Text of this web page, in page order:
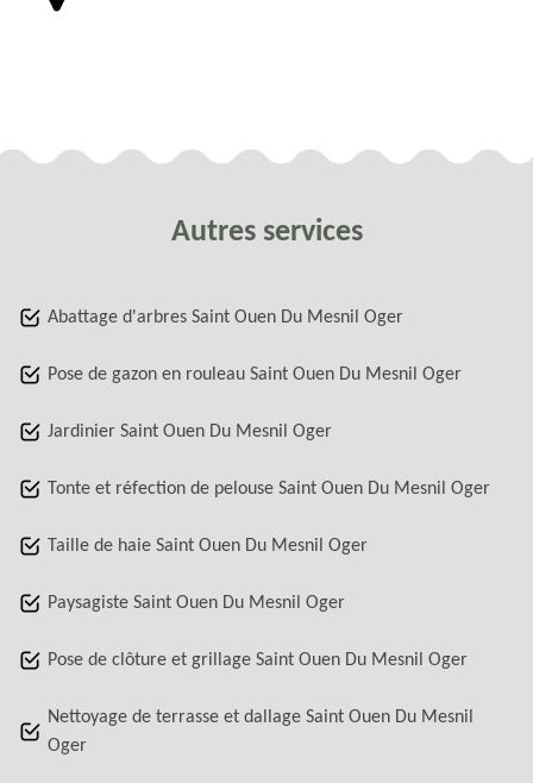
Autres services
Abattage d'arbres Saint Ouen Du Mesnil Oger
Pose de gazon en rouleau Saint Ouen Du Mesnil Oger
Jardinier Saint Ouen Du Mesnil Oger
Tonte et réfection de pelouse Saint Ouen Du Mesnil Oger
Taille de haie Saint Ouen Du Mesnil Oger
Paysagiste Saint Ouen Du Mesnil Oger
Pose de clôture et grillage Saint Ouen Du Mesnil Oger
Nettoyage de terrasse et dallage Saint Ouen Du Mesnil
Oger